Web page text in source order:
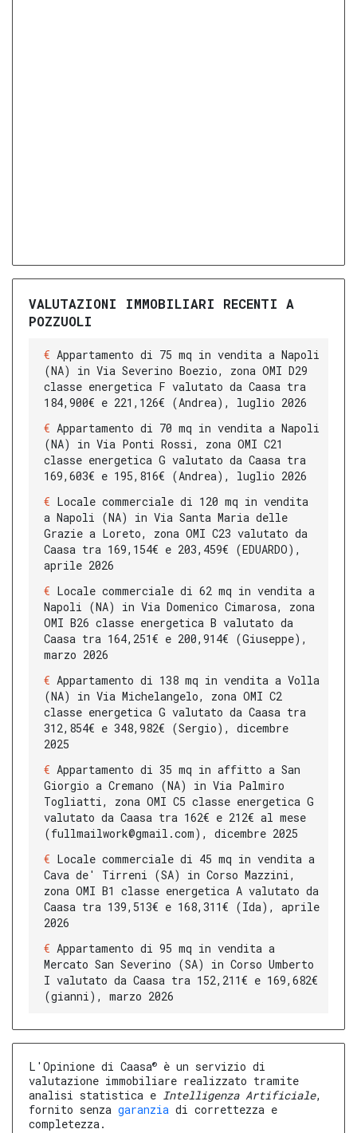
VALUTAZIONI IMMOBILIARI RECENTI A
POZZUOLI
Appartamento di 75 mq in vendita a Napoli
(NA) in Via Severino Boezio, zona OMI D29
classe energetica F valutato da Caasa tra
184,900€ e 221,126€ (Andrea), luglio 2026
Appartamento di 70 mq in vendita a Napoli
(NA) in Via Ponti Rossi, zona OMI C21
classe energetica G valutato da Caasa tra
169,603€ e 195,816€ (Andrea), luglio 2026
Locale commerciale di 120 mq in vendita
a Napoli (NA) in Via Santa Maria delle
Grazie a Loreto, zona OMI C23 valutato da
Caasa tra 169,154€ e 203,459€ (EDUARDO),
aprile 2026
Locale commerciale di 62 mq in vendita a
Napoli (NA) in Via Domenico Cimarosa, zona
OMI B26 classe energetica B valutato da
Caasa tra 164,251€ e 200,914€ (Giuseppe),
marzo 2026
Appartamento di 138 mq in vendita a Volla
(NA) in Via Michelangelo, zona OMI C2
classe energetica G valutato da Caasa tra
312,854€ e 348,982€ (Sergio), dicembre
2025
Appartamento di 35 mq in affitto a San
Giorgio a Cremano (NA) in Via Palmiro
Togliatti, zona OMI C5 classe energetica G
valutato da Caasa tra 162€ e 212€ al mese
(fullmailwork@gmail.com), dicembre 2025
Locale commerciale di 45 mq in vendita a
Cava de' Tirreni (SA) in Corso Mazzini,
zona OMI B1 classe energetica A valutato da
Caasa tra 139,513€ e 168,311€ (Ida), aprile
2026
Appartamento di 95 mq in vendita a
Mercato San Severino (SA) in Corso Umberto
I valutato da Caasa tra 152,211€ e 169,682€
(gianni), marzo 2026
L'Opinione di Caasa®
è un servizio di
valutazione immobiliare realizzato tramite
analisi statistica e Intelligenza Artificiale,
fornito senza garanzia di correttezza e
completezza.